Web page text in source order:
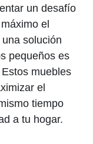
un⁤ desafío
⁣el
solución
pequeños es
muebles
el
​tiempo
a tu hogar.